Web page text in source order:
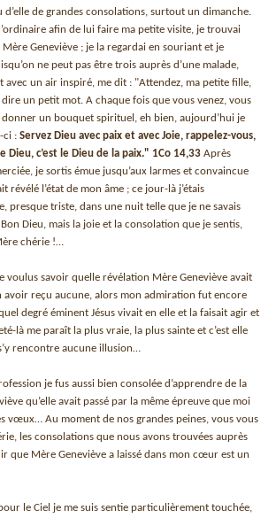
d’elle de grandes consolations, surtout un dimanche.
afin de lui faire ma petite visite, je trouvai
Geneviève ; je la regardai en souriant et je
ne peut pas être trois auprès d’une malade,
avec un air inspiré, me dit : "Attendez, ma petite fille,
dire un petit mot. A chaque fois que vous venez, vous
donner un bouquet spirituel, eh bien, aujourd’hui je
ci : Servez Dieu avec paix et avec Joie, rappelez-vous,
c’est le Dieu de la paix." 1Co 14,33 Après
je sortis émue jusqu’aux larmes et convaincue
révélé l’état de mon âme ; ce jour-là j’étais
presque triste, dans une nuit telle que je ne savais
Bon Dieu, mais la joie et la consolation que je sentis,
chérie !…
voulus savoir quelle révélation Mère Geneviève avait
avoir reçu aucune, alors mon admiration fut encore
degré éminent Jésus vivait en elle et la faisait agir et
là me paraît la plus vraie, la plus sainte et c’est elle
rencontre aucune illusion…
je fus aussi bien consolée d’apprendre de la
qu’elle avait passé par la même épreuve que moi
vœux… Au moment de nos grandes peines, vous vous
les consolations que nous avons trouvées auprès
que Mère Geneviève a laissé dans mon cœur est un
le Ciel je me suis sentie particulièrement touchée,